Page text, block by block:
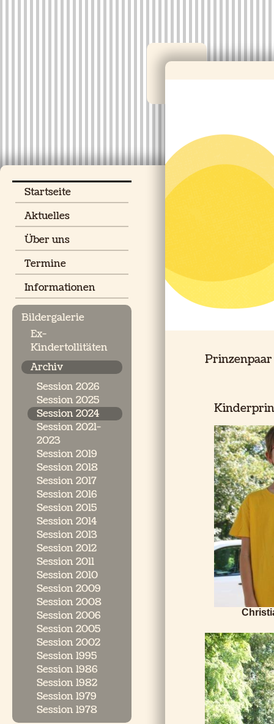
Startseite
Aktuelles
Über uns
Termine
Informationen
Bildergalerie
Ex-
Kindertollitäten
Archiv
Session 2026
Session 2025
Session 2024
Session 2021-
2023
Session 2019
Session 2018
Session 2017
Session 2016
Session 2015
Session 2014
Session 2013
Session 2012
Session 2011
Session 2010
Session 2009
Session 2008
Session 2006
Session 2005
Session 2002
Session 1995
Session 1986
Session 1982
Session 1979
Session 1978